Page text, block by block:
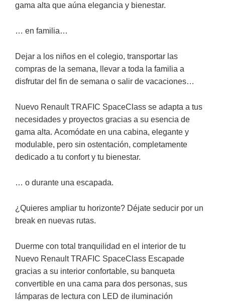
gama alta que aúna elegancia y bienestar.
… en familia…
Dejar a los niños en el colegio, transportar las
compras de la semana, llevar a toda la familia a
disfrutar del fin de semana o salir de vacaciones…
Nuevo Renault TRAFIC SpaceClass se adapta a tus
necesidades y proyectos gracias a su esencia de
gama alta. Acomódate en una cabina, elegante y
modulable, pero sin ostentación, completamente
dedicado a tu confort y tu bienestar.
… o durante una escapada.
¿Quieres ampliar tu horizonte? Déjate seducir por un
break en nuevas rutas.
Duerme con total tranquilidad en el interior de tu
Nuevo Renault TRAFIC SpaceClass Escapade
gracias a su interior confortable, su banqueta
convertible en una cama para dos personas, sus
lámparas de lectura con LED de iluminación